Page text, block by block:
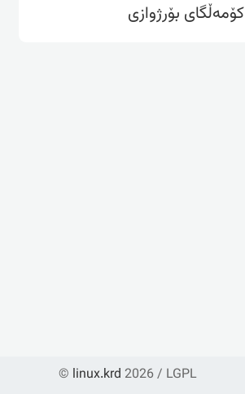
کۆمەڵگای بۆرژوازی
© linux.krd 2026 / LGPL